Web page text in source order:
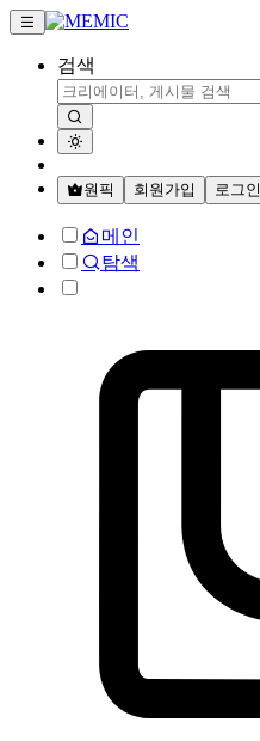
검색
원픽 회원가입 로그인
메인
탐색